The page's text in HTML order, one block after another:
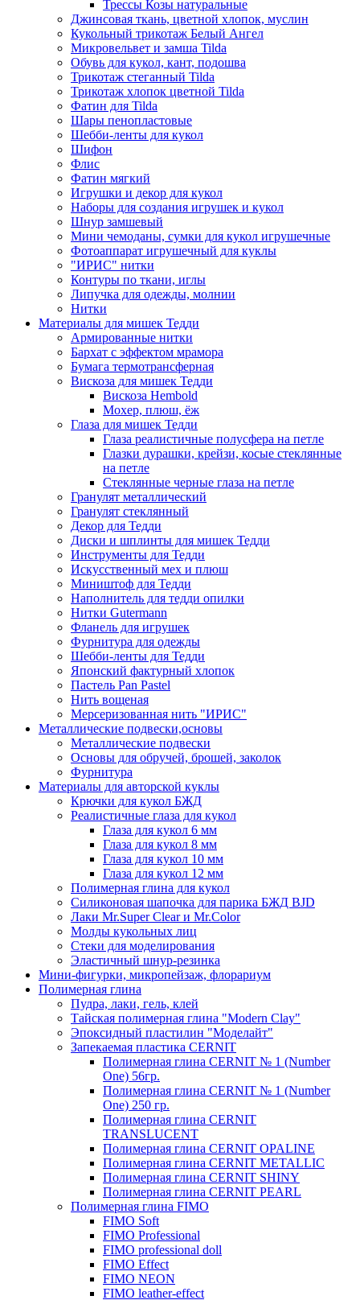
Трессы Козы натуральные
Джинсовая ткань, цветной хлопок, муслин
Кукольный трикотаж Белый Ангел
Микровельвет и замша Tilda
Обувь для кукол, кант, подошва
Трикотаж стеганный Tilda
Трикотаж хлопок цветной Tilda
Фатин для Tilda
Шары пенопластовые
Шебби-ленты для кукол
Шифон
Флис
Фатин мягкий
Игрушки и декор для кукол
Наборы для создания игрушек и кукол
Шнур замшевый
Мини чемоданы, сумки для кукол игрушечные
Фотоаппарат игрушечный для куклы
"ИРИС" нитки
Контуры по ткани, иглы
Липучка для одежды, молнии
Нитки
Материалы для мишек Тедди
Армированные нитки
Бархат с эффектом мрамора
Бумага термотрансферная
Вискоза для мишек Тедди
Вискоза Hembold
Мохер, плюш, ёж
Глаза для мишек Тедди
Глаза реалистичные полусфера на петле
Глазки дурашки, крейзи, косые стеклянные
на петле
Стеклянные черные глаза на петле
Гранулят металлический
Гранулят стеклянный
Декор для Тедди
Диски и шплинты для мишек Тедди
Инструменты для Тедди
Искусственный мех и плюш
Миништоф для Тедди
Наполнитель для тедди опилки
Нитки Gutermann
Фланель для игрушек
Фурнитура для одежды
Шебби-ленты для Тедди
Японский фактурный хлопок
Пастель Pan Pastel
Нить вощеная
Мерсеризованная нить "ИРИС"
Металлические подвески,основы
Металлические подвески
Основы для обручей, брошей, заколок
Фурнитура
Материалы для авторской куклы
Крючки для кукол БЖД
Реалистичные глаза для кукол
Глаза для кукол 6 мм
Глаза для кукол 8 мм
Глаза для кукол 10 мм
Глаза для кукол 12 мм
Полимерная глина для кукол
Силиконовая шапочка для парика БЖД BJD
Лаки Mr.Super Clear и Mr.Color
Молды кукольных лиц
Стеки для моделирования
Эластичный шнур-резинка
Мини-фигурки, микропейзаж, флорариум
Полимерная глина
Пудра, лаки, гель, клей
Тайская полимерная глина "Modern Clay"
Эпоксидный пластилин "Моделайт"
Запекаемая пластика CERNIT
Полимерная глина CERNIT № 1 (Number
One) 56гр.
Полимерная глина CERNIT № 1 (Number
One) 250 гр.
Полимерная глина CERNIT
TRANSLUCENT
Полимерная глина CERNIT OPALINE
Полимерная глина CERNIT METALLIC
Полимерная глина CERNIT SHINY
Полимерная глина CERNIT PEARL
Полимерная глина FIMO
FIMO Soft
FIMO Professional
FIMO professional doll
FIMO Effect
FIMO NEON
FIMO leather-effect